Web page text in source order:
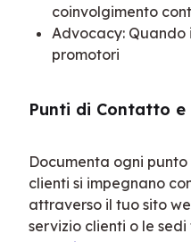
coinvolgimento
Advocacy:
promotori
Punti di Contatto e
Documenta ogni
clienti si impegnano
attraverso il tuo sito
servizio clienti o le sedi